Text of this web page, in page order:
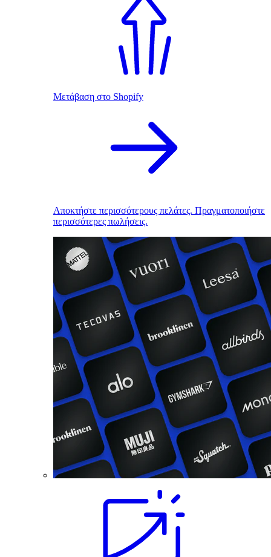
Μετάβαση στο Shopify
Αποκτήστε περισσότερους πελάτες. Πραγματοποιήστε
περισσότερες πωλήσεις.